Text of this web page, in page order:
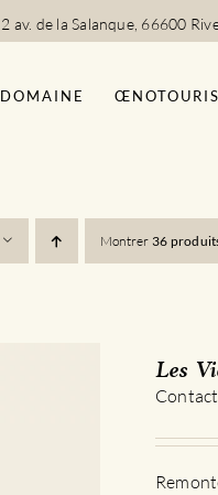
2 av. de la Salanque, 66600
DOMAINE
Montrer 36
Les